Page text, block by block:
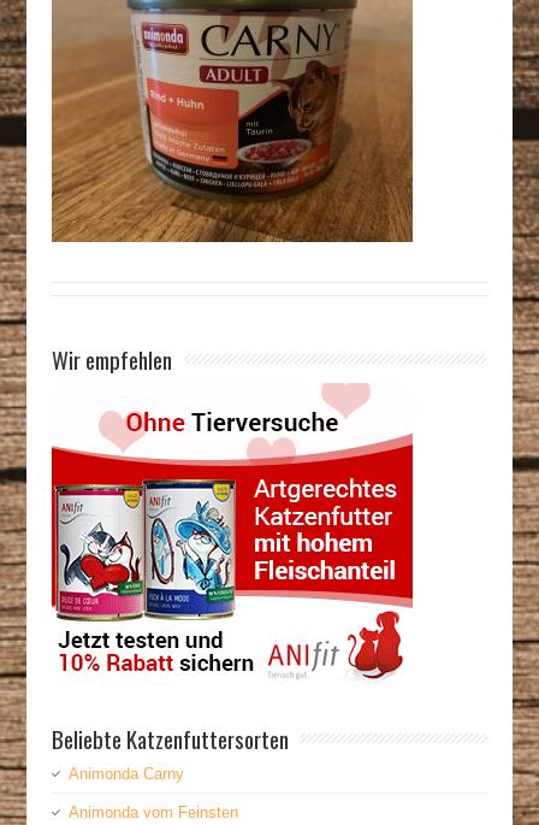
Wir empfehlen
Beliebte Katzenfuttersorten
Animonda Carny
Animonda vom Feinsten